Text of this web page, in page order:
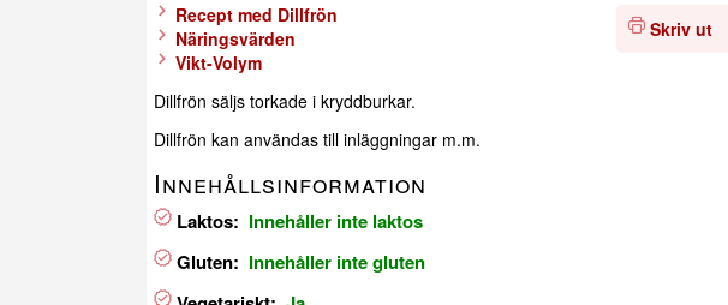
Skriv ut
Recept med Dillfrön
Näringsvärden
Vikt-Volym
Dillfrön säljs torkade i kryddburkar.
Dillfrön kan användas till inläggningar m.m.
Innehållsinformation
Laktos: Innehåller inte laktos
Gluten: Innehåller inte gluten